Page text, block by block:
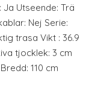
Utseende: Trä
Nej Serie:
trasa Vikt : 36.9
tjocklek: 3 cm
110 cm